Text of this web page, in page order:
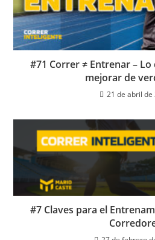
#71 Correr ≠ Entrenar –
mejorar de
21 de abril de
#7 Claves para el